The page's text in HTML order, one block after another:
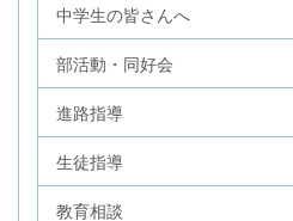
中学生の皆さんへ
部活動・同好会
進路指導
生徒指導
教育相談